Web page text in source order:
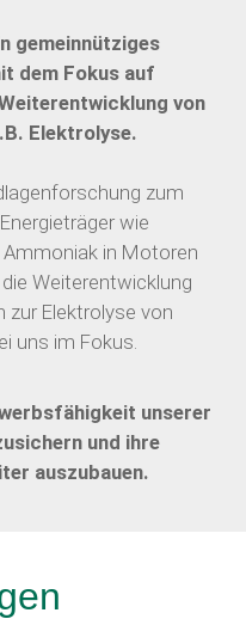
gemeinnütziges
dem Fokus auf
von
Elektrolyse.
zum
wie
in Motoren
Weiterentwicklung
Elektrolyse von
uns im Fokus.
unserer
und ihre
auszubauen.